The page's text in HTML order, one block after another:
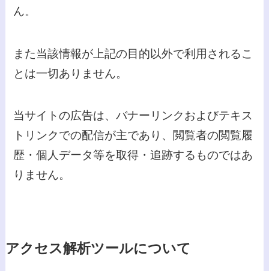
ん。
また当該情報が上記の目的以外で利用されるこ
とは一切ありません。
当サイトの広告は、バナーリンクおよびテキス
トリンクでの配信が主であり、閲覧者の閲覧履
歴・個人データ等を取得・追跡するものではあ
りません。
アクセス解析ツールについて